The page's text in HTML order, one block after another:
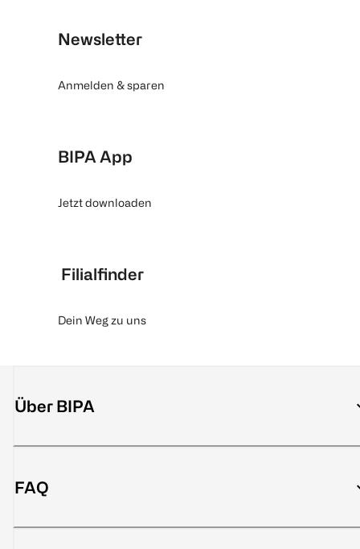
Newsletter
Anmelden & sparen
BIPA App
Jetzt downloaden
Filialfinder
Dein Weg zu uns
Über BIPA
FAQ